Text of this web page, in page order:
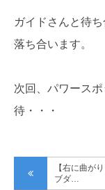
ガイドさんと待
落ち合います。
次回、パワース
待・・・
【右に曲が
ブダ…